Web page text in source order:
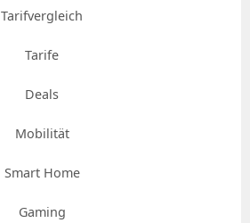
Tarifvergleich
Tarife
Deals
Mobilität
Smart Home
Gaming